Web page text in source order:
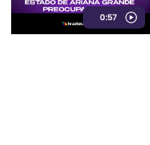
0:57